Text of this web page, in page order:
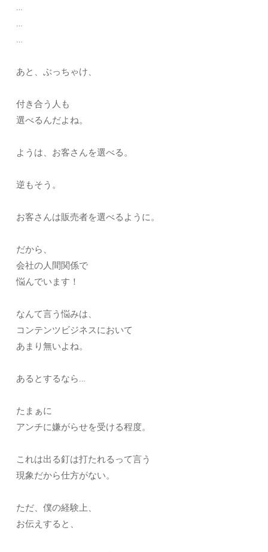
…
…
…
あと、ぶっちゃけ、
付き合う人も
選べるんだよね。
ようは、お客さんを選べる。
逆もそう。
お客さんは販売者を選べるように。
だから、
会社の人間関係で
悩んでいます！
なんて言う悩みは、
コンテンツビジネスにおいて
あまり無いよね。
あるとするなら…
たまぁに
アンチに嫌がらせを受ける程度。
これは出る釘は打たれるって言う
現象だから仕方がない。
ただ、僕の経験上、
お伝えすると、